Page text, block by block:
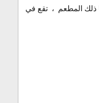
ذلك المطعم ، تقع في